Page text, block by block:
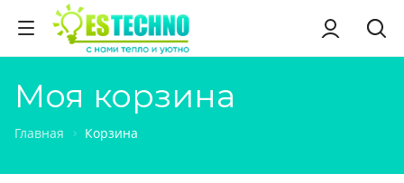
Моя корзина
Главная Корзина